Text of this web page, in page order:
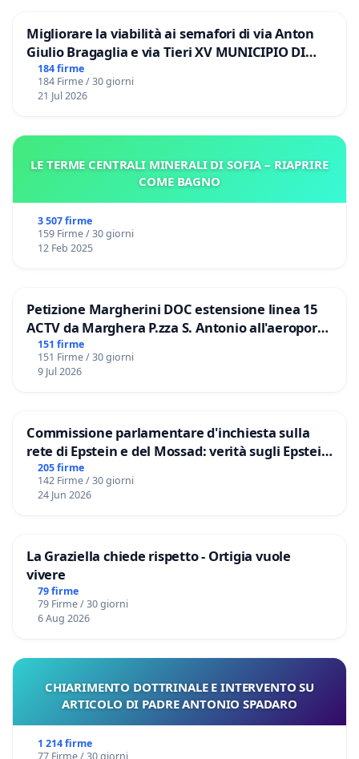
Migliorare la viabilità ai semafori di via Anton
Giulio Bragaglia e via Tieri XV MUNICIPIO DI
ROMA
184 firme
184 Firme / 30 giorni
21 Jul 2026
LE TERME CENTRALI MINERALI DI SOFIA – RIAPRIRE
COME BAGNO
3 507 firme
159 Firme / 30 giorni
12 Feb 2025
Petizione Margherini DOC estensione linea 15
ACTV da Marghera P.zza S. Antonio all'aeroporto
Marco Polo tariffa a € 1,50
151 firme
151 Firme / 30 giorni
9 Jul 2026
Commissione parlamentare d'inchiesta sulla
rete di Epstein e del Mossad: verità sugli Epstein
Files
205 firme
142 Firme / 30 giorni
24 Jun 2026
La Graziella chiede rispetto - Ortigia vuole
vivere
79 firme
79 Firme / 30 giorni
6 Aug 2026
CHIARIMENTO DOTTRINALE E INTERVENTO SU
ARTICOLO DI PADRE ANTONIO SPADARO
1 214 firme
77 Firme / 30 giorni